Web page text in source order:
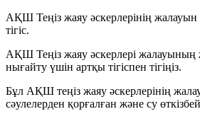
АҚШ Теңіз жаяу әскерлерінің жалауын
тігіс.
АҚШ Теңіз жаяу әскерлері
нығайту үшін артқы тігіспен тігіңіз.
Бұл АҚШ теңіз жаяу әскерлерінің
сәулелерден қорғалған және су